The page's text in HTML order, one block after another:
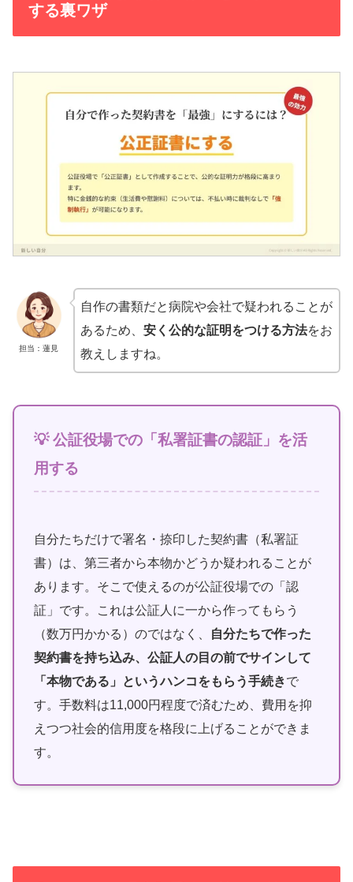
する裏ワザ
担当：蓮見
自作の書類だと病院や会社で疑われることが
あるため、 安く公的な証明をつける方法をお
教えしますね。
💡 公証役場での「私署証書の認証」を活
用する
自分たちだけで署名・捺印した契約書（私署証
書）は、第三者から本物かどうか疑われることが
あります。そこで使えるのが公証役場での「認
証」です。これは公証人に一から作ってもらう
（数万円かかる）のではなく、
自分たちで作った
契約書を持ち込み、公証人の目の前でサインして
「本物である」というハンコをもらう手続きで
す。手数料は11,000円程度で済むため、費用を抑
えつつ社会的信用度を格段に上げることができま
す。